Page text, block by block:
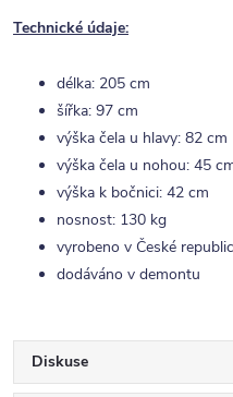
Technické údaje:
délka: 205 cm
šířka: 97 cm
výška čela u hlavy: 82 cm
výška čela u nohou: 45
výška k bočnici: 42 cm
nosnost: 130 kg
vyrobeno v České
dodáváno v demontu
Diskuse